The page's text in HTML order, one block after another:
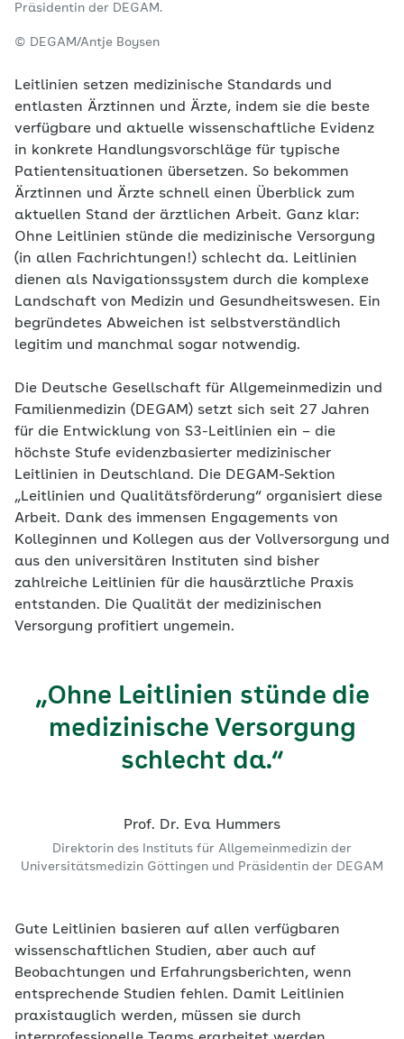
Präsidentin der DEGAM.
© DEGAM/Antje Boysen
Leitlinien setzen medizinische Standards und
entlasten Ärztinnen und Ärzte, indem sie die beste
verfügbare und aktuelle wissenschaftliche Evidenz
in konkrete Handlungsvorschläge für typische
Patientensituationen übersetzen. So bekommen
Ärztinnen und Ärzte schnell einen Überblick zum
aktuellen Stand der ärztlichen Arbeit. Ganz klar:
Ohne Leitlinien stünde die medizinische Versorgung
(in allen Fachrichtungen!) schlecht da. Leitlinien
dienen als Navigationssystem durch die komplexe
Landschaft von Medizin und Gesundheitswesen. Ein
begründetes Abweichen ist selbstverständlich
legitim und manchmal sogar notwendig.
Die Deutsche Gesellschaft für Allgemeinmedizin und
Familienmedizin (DEGAM) setzt sich seit 27 Jahren
für die Entwicklung von S3-Leitlinien ein – die
höchste Stufe evidenzbasierter medizinischer
Leitlinien in Deutschland. Die DEGAM-Sektion
„Leitlinien und Qualitätsförderung“ organisiert diese
Arbeit. Dank des immensen Engagements von
Kolleginnen und Kollegen aus der Vollversorgung und
aus den universitären Instituten sind bisher
zahlreiche Leitlinien für die hausärztliche Praxis
entstanden. Die Qualität der medizinischen
Versorgung profitiert ungemein.
„Ohne Leitlinien stünde die
medizinische Versorgung
schlecht da.“
Prof. Dr. Eva Hummers
Direktorin des Instituts für Allgemeinmedizin der
Universitätsmedizin Göttingen und Präsidentin der DEGAM
Gute Leitlinien basieren auf allen verfügbaren
wissenschaftlichen Studien, aber auch auf
Beobachtungen und Erfahrungsberichten, wenn
entsprechende Studien fehlen. Damit Leitlinien
praxistauglich werden, müssen sie durch